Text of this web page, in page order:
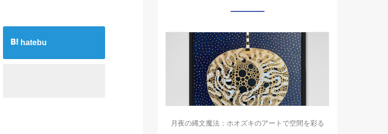
hatebu
月夜の縄文魔法：ホオズキのアートで空間を彩る